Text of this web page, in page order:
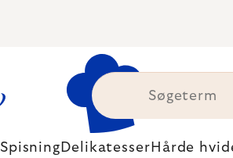
Spisning Delikatesser Hårde